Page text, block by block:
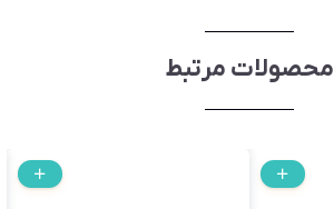
محصولات مرتبط